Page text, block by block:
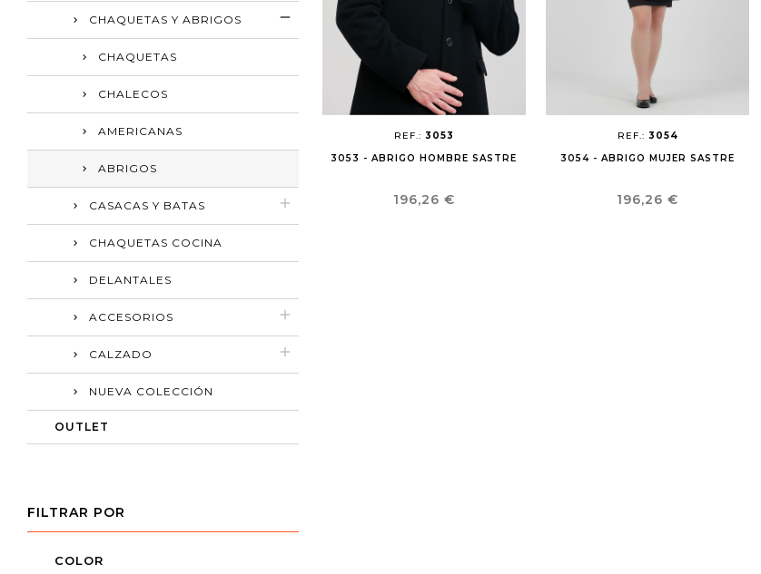
CHAQUETAS Y ABRIGOS
CHAQUETAS
CHALECOS
AMERICANAS
ABRIGOS
CASACAS Y BATAS
CHAQUETAS COCINA
DELANTALES
ACCESORIOS
CALZADO
NUEVA COLECCIÓN
OUTLET
FILTRAR POR
COLOR
REF.: 3053
3053 - ABRIGO HOMBRE SASTRE
Precio
196,26 €
REF.: 3054
3054 - ABRIGO MUJER SASTRE
Precio
196,26 €